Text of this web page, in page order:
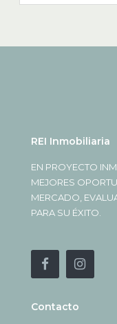
REI Inmobiliaria
EN PROYECTO
MEJORES
MERCADO,
PARA SU ÉXITO.
Contacto